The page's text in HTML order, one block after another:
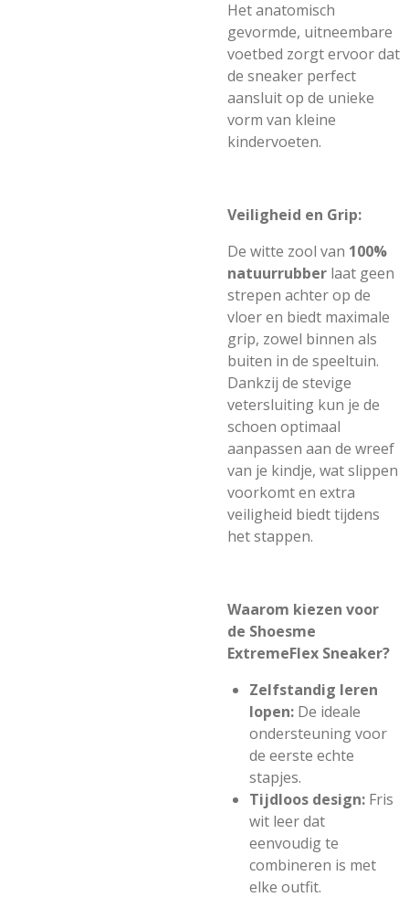
Het anatomisch
gevormde, uitneembare
voetbed zorgt ervoor dat
de sneaker perfect
aansluit op de unieke
vorm van kleine
kindervoeten.
Veiligheid en Grip:
De witte zool van 100%
natuurrubber laat geen
strepen achter op de
vloer en biedt maximale
grip, zowel binnen als
buiten in de speeltuin.
Dankzij de stevige
vetersluiting kun je de
schoen optimaal
aanpassen aan de wreef
van je kindje, wat slippen
voorkomt en extra
veiligheid biedt tijdens
het stappen.
Waarom kiezen voor
de Shoesme
ExtremeFlex Sneaker?
Zelfstandig leren
lopen: De ideale
ondersteuning voor
de eerste echte
stapjes.
Tijdloos design: Fris
wit leer dat
eenvoudig te
combineren is met
elke outfit.